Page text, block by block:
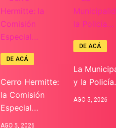
DE ACÁ
Cerro Hermitte:
la Comisión
Especial…
AGO 5, 2026
DE ACÁ
La
y la
AGO 5, 2026